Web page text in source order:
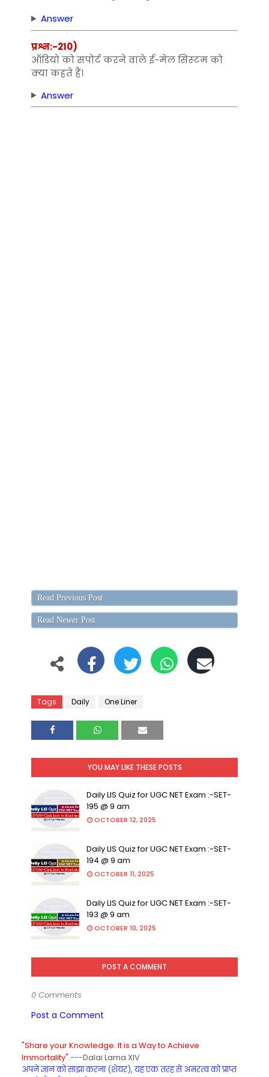
Answer
प्रश्न:-210)
ऑडियो को सपोर्ट करने वाले ई-मेल सिस्‍टम को
क्‍या कहते हैं।
Answer
Read Previous Post
Read Newer Post
Tags Daily One Liner
YOU MAY LIKE THESE POSTS
Daily LIS Quiz for UGC NET Exam :-SET-
195 @ 9 am
OCTOBER 12, 2025
Daily LIS Quiz for UGC NET Exam :-SET-
194 @ 9 am
OCTOBER 11, 2025
Daily LIS Quiz for UGC NET Exam :-SET-
193 @ 9 am
OCTOBER 10, 2025
POST A COMMENT
0 Comments
Post a Comment
"Share your Knowledge. It is a Way to Achieve
Immortality".---Dalai Lama XIV
अपने ज्ञान को साझा करना (शेयर), यह एक तरह से अमरत्व को प्राप्त